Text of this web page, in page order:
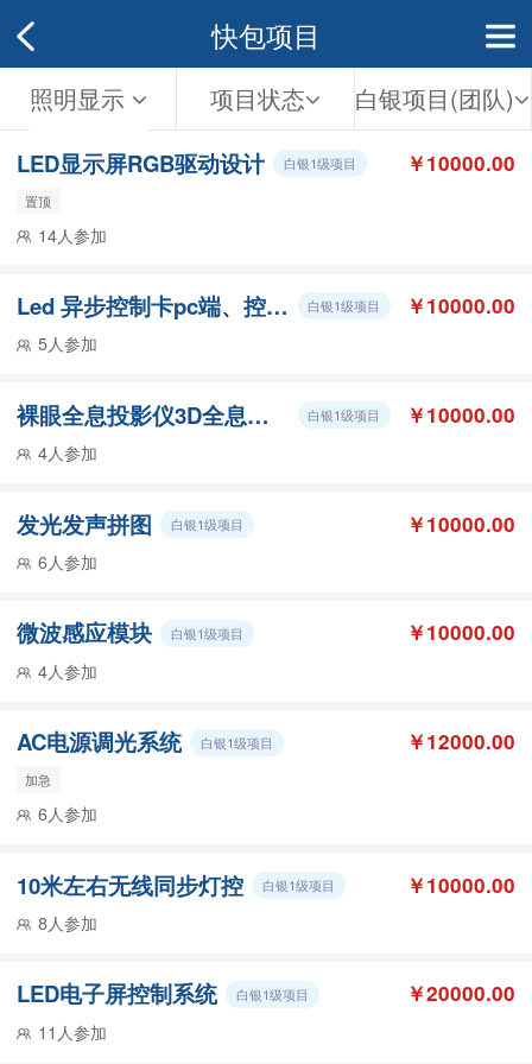
快包项目
照明显示 项目状态 白银项目(团队)
LED显示屏RGB驱动设计
白银1级项目
置顶
14人参加
￥10000.00
Led 异步控制卡pc端、控制卡端软件开发 白银1级项目
5人参加
￥10000.00
裸眼全息投影仪3D全息风扇广告机 白银1级项目
4人参加
￥10000.00
发光发声拼图 白银1级项目
6人参加
￥10000.00
微波感应模块 白银1级项目
4人参加
￥10000.00
AC电源调光系统
白银1级项目
加急
6人参加
￥12000.00
10米左右无线同步灯控 白银1级项目
8人参加
￥10000.00
LED电子屏控制系统 白银1级项目
11人参加
￥20000.00